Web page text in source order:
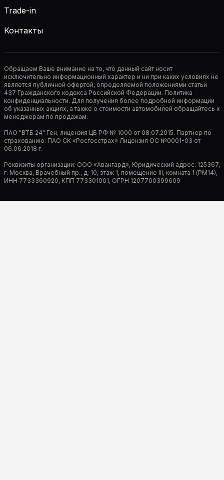
Trade-in
Контакты
Обращаем Ваше внимание на то, что данный сайт носит
исключительно информационный характер и ни при каких условиях не
является публичной офертой, определяемой положениями статьи
437 Гражданского кодекса Российской Федерации. Политика
конфиденциальности. Для получения более подробной информации
об указанных акциях, а также о стоимости автомобилей обращайтесь к
менеджерам по продажам.
ПАО "ВТБ 24" Ген. лицензия ЦБ РФ № 1000 от 08.07.2015. Партнер по
страхованию: ПАО СК «Росгосстрах» Лицензия ОС №0001-03 от
06.06.2018 г.
Реквизиты организации: ООО «Авангард», Юридический адрес: 125367,
г. Москва, Врачебный пр., д. 10, этаж 1, помещение III, комната 1 (РМ14),
ИНН 7733360920, КПП 773301001, ОГРН 1207700399609